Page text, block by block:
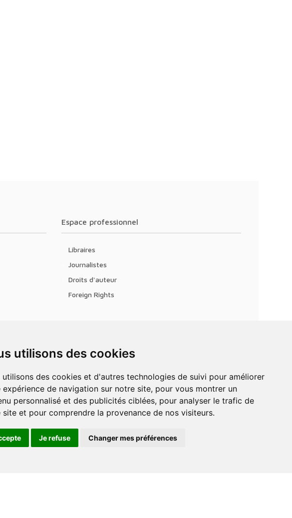
utilisons des cookies
expérience de navigation sur notre site, pour vous montrer un
personnalisé et des publicités ciblées, pour analyser le trafic de
site et pour comprendre la provenance de nos visiteurs.
Je refuse Changer mes préférences
Espace professionnel
Libraires
Journalistes
Droits d'auteur
Foreign Rights
nouvelles offres,
les ventes et les
à tout moment.
de protection de vos